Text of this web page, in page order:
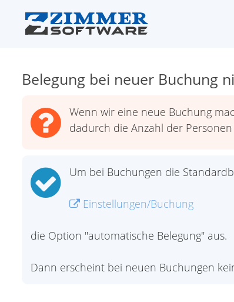
Belegung bei neuer Buchung
Wenn wir eine neue Buchung
dadurch die Anzahl der Personen
Um bei Buchungen die
Einstellungen/Buchung
die Option "automatische Belegung" aus.
Dann erscheint bei neuen Buchungen